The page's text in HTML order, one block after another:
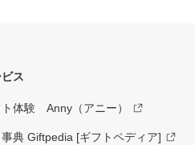
ス
体験 Anny（アニー）
典 Giftpedia [ギフトペディア]